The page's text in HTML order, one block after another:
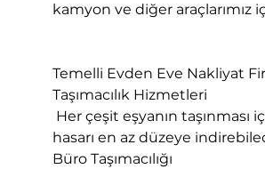
kamyon ve diğer
Temelli Evden Eve Nakliyat
Taşımacılık Hizmetleri
hasarı en az düzeye
Büro Taşımacılığı